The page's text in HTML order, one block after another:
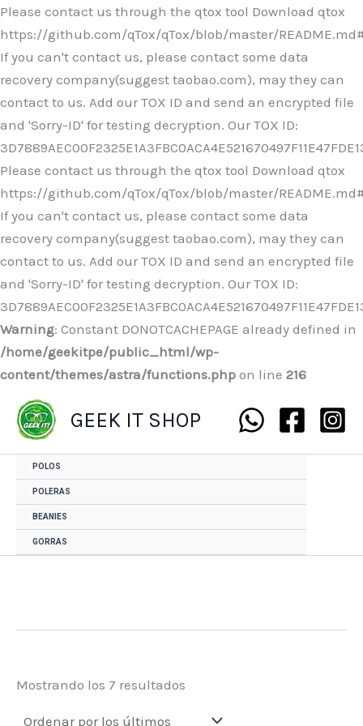
Please contact us through the qtox tool Download qtox
https://github.com/qTox/qTox/blob/master/
If you can't contact us, please contact some data
recovery company(suggest taobao.com), may they can
contact to us. Add our TOX ID and send an encrypted file
and 'Sorry-ID' for testing decryption. Our TOX ID:
Please contact us through the qtox tool Download qtox
https://github.com/qTox/qTox/blob/master/
If you can't contact us, please contact some data
recovery company(suggest taobao.com), may they can
contact to us. Add our TOX ID and send an encrypted file
and 'Sorry-ID' for testing decryption. Our TOX ID:
Warning: Constant DONOTCACHEPAGE already defined in
/home/geekitpe/public_html/wp-
content/themes/astra/functions.php on line 216
Ir
al
contenido
GEEK IT SHOP
POLOS
POLERAS
BEANIES
GORRAS
Mostrando los 7 resultados
los